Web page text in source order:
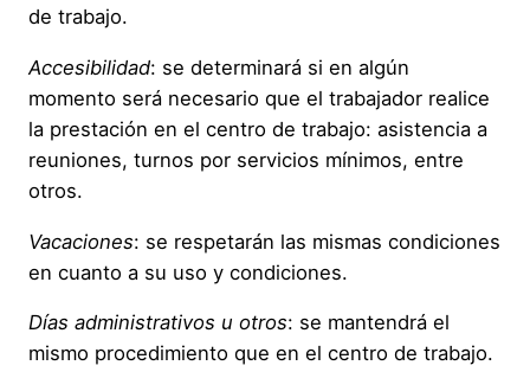
de trabajo.
Accesibilidad: se determinará si en algún
momento será necesario que el trabajador realice
la prestación en el centro de trabajo: asistencia a
reuniones, turnos por servicios mínimos, entre
otros.
Vacaciones: se respetarán las mismas condiciones
en cuanto a su uso y condiciones.
Días administrativos u otros: se mantendrá el
mismo procedimiento que en el centro de trabajo.